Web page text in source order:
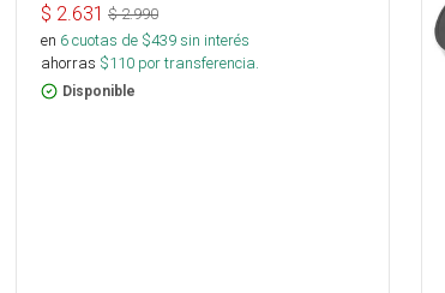
$ 2.631 $2.990
en 6cuotas de $439sin interés
ahorras $110 por transferencia.
Disponible